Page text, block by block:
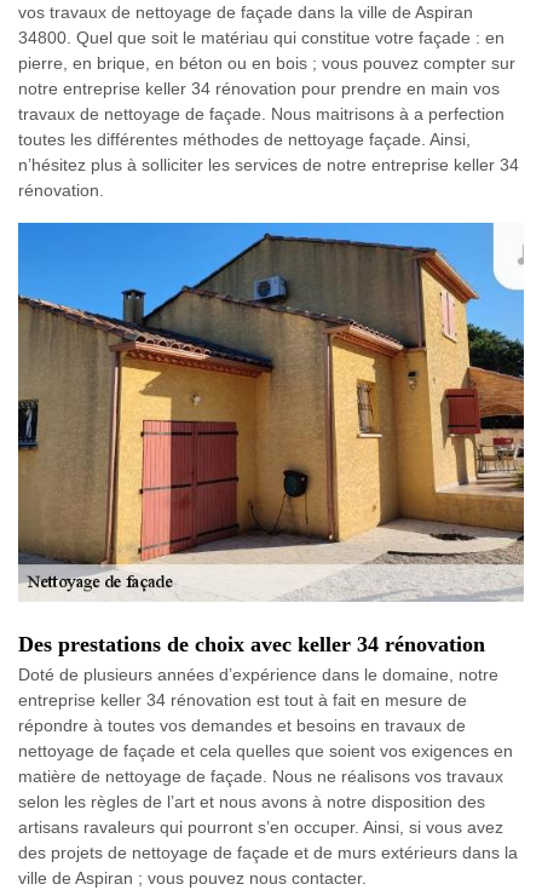
vos travaux de nettoyage de façade dans la ville de Aspiran
34800. Quel que soit le matériau qui constitue votre façade : en
pierre, en brique, en béton ou en bois ; vous pouvez compter sur
notre entreprise keller 34 rénovation pour prendre en main vos
travaux de nettoyage de façade. Nous maitrisons à a perfection
toutes les différentes méthodes de nettoyage façade. Ainsi,
n’hésitez plus à solliciter les services de notre entreprise keller 34
rénovation.
Des prestations de choix avec keller 34 rénovation
Doté de plusieurs années d’expérience dans le domaine, notre
entreprise keller 34 rénovation est tout à fait en mesure de
répondre à toutes vos demandes et besoins en travaux de
nettoyage de façade et cela quelles que soient vos exigences en
matière de nettoyage de façade. Nous ne réalisons vos travaux
selon les règles de l’art et nous avons à notre disposition des
artisans ravaleurs qui pourront s’en occuper. Ainsi, si vous avez
des projets de nettoyage de façade et de murs extérieurs dans la
ville de Aspiran ; vous pouvez nous contacter.